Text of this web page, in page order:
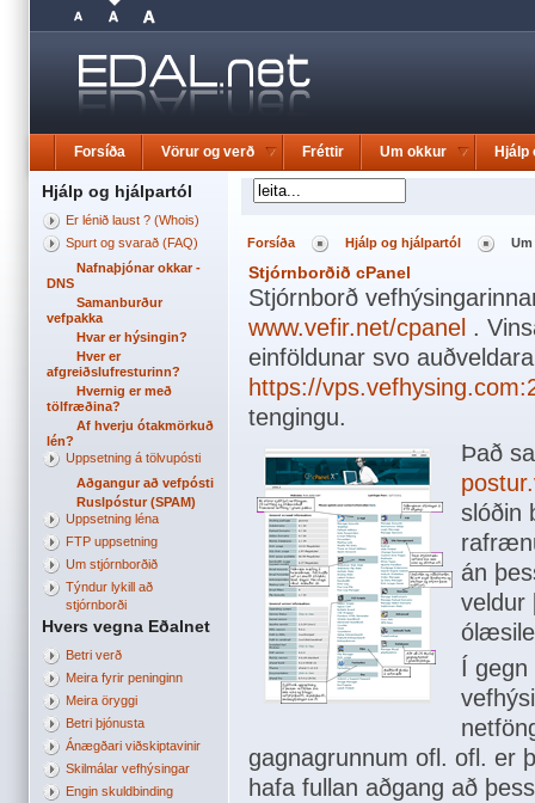
Forsíða Vörur og verð Fréttir Um okkur Hjálp
Hjálp og hjálpartól
Er lénið laust ? (Whois)
Spurt og svarað (FAQ)
Nafnaþjónar okkar -
DNS
Samanburður
vefpakka
Hvar er hýsingin?
Hver er
afgreiðslufresturinn?
Hvernig er með
tölfræðina?
Af hverju ótakmörkuð
lén?
Uppsetning á tölvupósti
Aðgangur að vefpósti
Ruslpóstur (SPAM)
Uppsetning léna
FTP uppsetning
Um stjórnborðið
Týndur lykill að
stjórnborði
Hvers vegna Eðalnet
Betri verð
Meira fyrir peninginn
Meira öryggi
Betri þjónusta
Ánægðari viðskiptavinir
Skilmálar vefhýsingar
Engin skuldbinding
Forsíða Hjálp og hjálpartól
Stjórnborðið cPanel
Stjórnborð
www.vefir.net/cpanel .
einföldunar svo
https://
tengingu.
Það
slóðin
án
veldur
Í gegn
gagnagrunnum ofl. ofl. er
hafa fullan aðgang að